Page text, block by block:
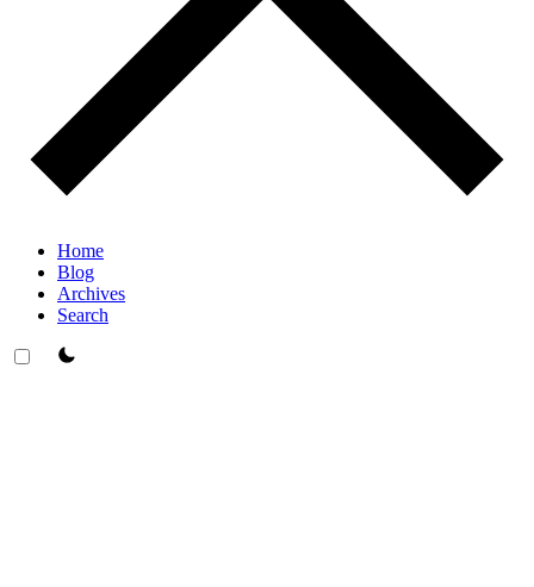
Home
Blog
Archives
Search
theme switcher